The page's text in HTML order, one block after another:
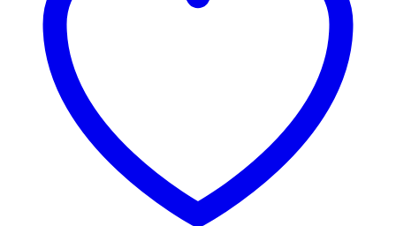
Σλιπ
(Ποικιλία
Χρωμάτων)
ποσότητα